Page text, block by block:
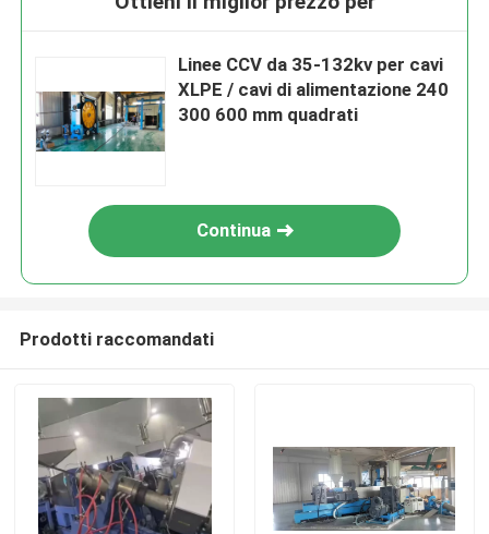
Linee CCV da 35-132kv per cavi
XLPE / cavi di alimentazione 240
300 600 mm quadrati
Continua
Prodotti raccomandati